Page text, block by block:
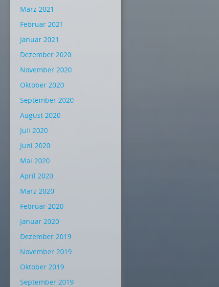
März 2021
Februar 2021
Januar 2021
Dezember 2020
November 2020
Oktober 2020
September 2020
August 2020
Juli 2020
Juni 2020
Mai 2020
April 2020
März 2020
Februar 2020
Januar 2020
Dezember 2019
November 2019
Oktober 2019
September 2019